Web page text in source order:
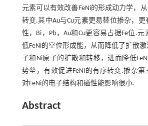
元素可以有效改善FeNi的形成动力学，
转变.其中Au与Cu元素更易替位掺杂，
性，Bi，Pb，Au和Cu更容易占据Fe位.
低FeNi的空位形成能，从而降低了扩散
子和Ni原子的扩散和转移，进而降低
势垒，有效促进FeNi的有序转变.掺杂第
对FeNi的电子结构和磁性能影响很小.
Abstract